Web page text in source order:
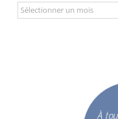
Archives